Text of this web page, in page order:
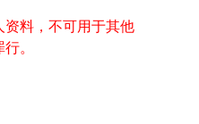
资料，不可用于其他
。